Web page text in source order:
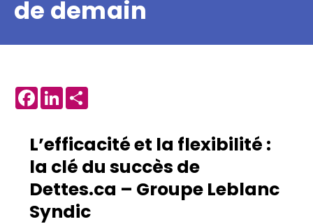
de demain
Facebook
LinkedIn
L’efficacité et la flexibilité :
la clé du succès de
Dettes.ca – Groupe Leblanc
Syndic